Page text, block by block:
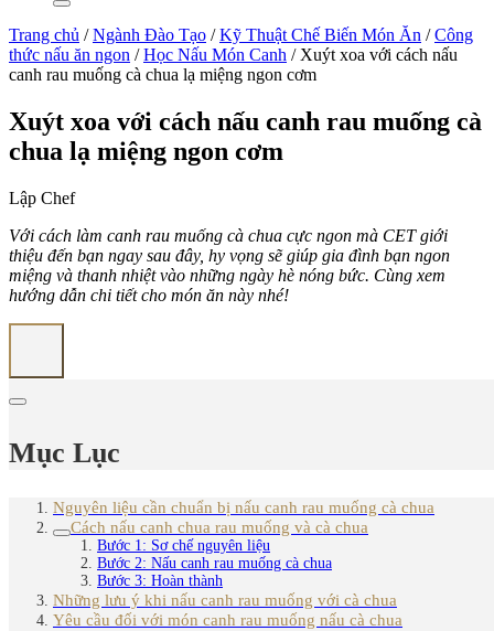
Trang chủ / Ngành Đào Tạo / Kỹ Thuật Chế Biến Món Ăn / Công
thức nấu ăn ngon / Học Nấu Món Canh / Xuýt xoa với cách nấu
canh rau muống cà chua lạ miệng ngon cơm
Xuýt xoa với cách nấu canh rau muống cà
chua lạ miệng ngon cơm
Lập Chef
Với cách làm canh rau muống cà chua cực ngon mà CET giới
thiệu đến bạn ngay sau đây, hy vọng sẽ giúp gia đình bạn ngon
miệng và thanh nhiệt vào những ngày hè nóng bức. Cùng xem
hướng dẫn chi tiết cho món ăn này nhé!
Mục Lục
Nguyên liệu cần chuẩn bị nấu canh rau muống cà chua
Cách nấu canh chua rau muống và cà chua
Bước 1: Sơ chế nguyên liệu
Bước 2: Nấu canh rau muống cà chua
Bước 3: Hoàn thành
Những lưu ý khi nấu canh rau muống với cà chua
Yêu cầu đối với món canh rau muống nấu cà chua